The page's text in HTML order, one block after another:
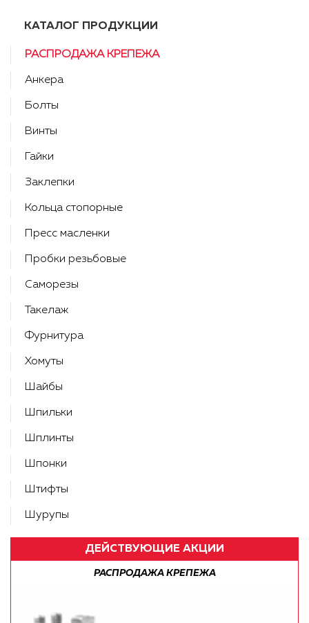
КАТАЛОГ ПРОДУКЦИИ
РАСПРОДАЖА КРЕПЕЖА
Анкера
Болты
Винты
Гайки
Заклепки
Кольца стопорные
Пресс масленки
Пробки резьбовые
Саморезы
Такелаж
Фурнитура
Хомуты
Шайбы
Шпильки
Шплинты
Шпонки
Штифты
Шурупы
ДЕЙСТВУЮЩИЕ АКЦИИ
РАСПРОДАЖА КРЕПЕЖА